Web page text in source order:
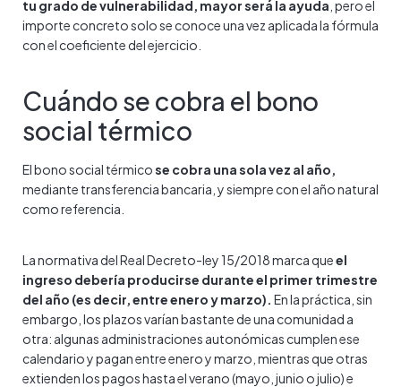
tu grado de vulnerabilidad, mayor será la ayuda , pero el
importe concreto solo se conoce una vez aplicada la fórmula
con el coeficiente del ejercicio.
Cuándo se cobra el bono
social térmico
El bono social térmicose cobra una sola vez al año,
mediante transferencia bancaria, y siempre con el año natural
como referencia.
La normativa del Real Decreto-ley 15/2018 marca queel
ingreso debería producirse durante el primer trimestre
del año (es decir, entre enero y marzo). En la práctica, sin
embargo, los plazos varían bastante de una comunidad a
otra: algunas administraciones autonómicas cumplen ese
calendario y pagan entre enero y marzo, mientras que otras
extienden los pagos hasta el verano (mayo, junio o julio) e